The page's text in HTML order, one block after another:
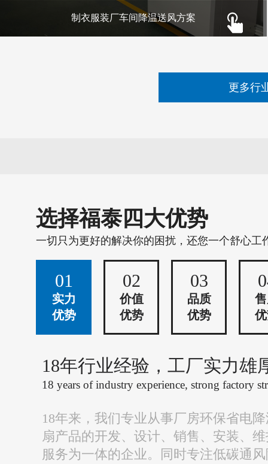
制衣服装厂车间降温送风方案
更多行
选择福泰四大优势
一切只为更好的解决你的困扰，还您一个舒心工
01
实力
优势
02
价值
优势
03
品质
优势
18年行业经验，工厂实力雄
18 years of industry experience, strong factory
18年来，我们专业从事厂房环保省电
扇产品的开发、设计、销售、安装、
服务为一体的企业。同时专注低碳通